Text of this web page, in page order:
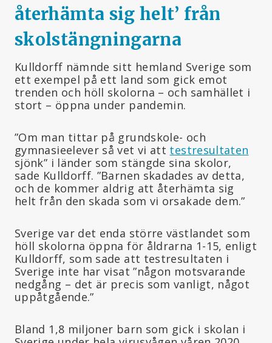
återhämta sig helt’ från
skolstängningarna
Kulldorff nämnde sitt hemland Sverige som
ett exempel på ett land som gick emot
trenden och höll skolorna – och samhället i
stort – öppna under pandemin.
”Om man tittar på grundskole- och
gymnasieelever så vet vi att testresultaten
sjönk” i länder som stängde sina skolor,
sade Kulldorff. ”Barnen skadades av detta,
och de kommer aldrig att återhämta sig
helt från den skada som vi orsakade dem.”
Sverige var det enda större västlandet som
höll skolorna öppna för åldrarna 1-15, enligt
Kulldorff, som sade att testresultaten i
Sverige inte har visat ”någon motsvarande
nedgång – det är precis som vanligt, något
uppåtgående.”
Bland 1,8 miljoner barn som gick i skolan i